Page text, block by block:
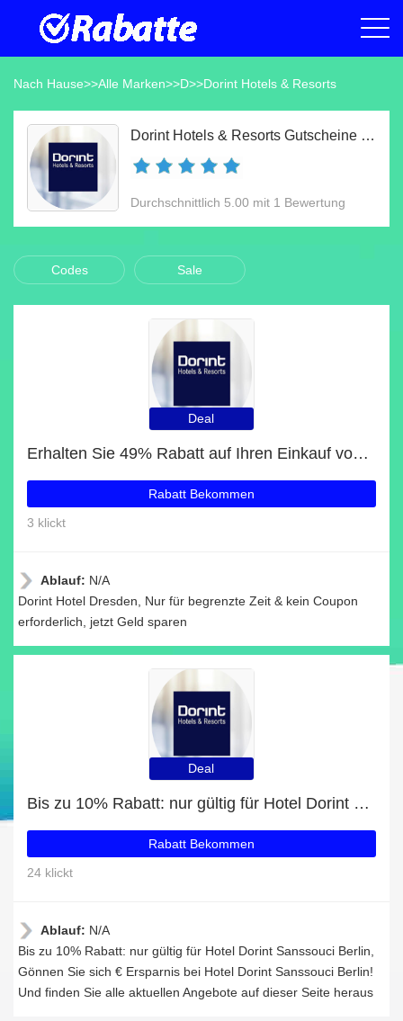
Nach Hause>>Alle Marken>>D>>Dorint Hotels & Resorts
Dorint Hotels & Resorts Gutscheine & Gutscheincodes Aug 2026
Durchschnittlich 5.00 mit 1 Bewertung
Codes Sale
Deal
Erhalten Sie 49% Rabatt auf Ihren Einkauf von Dorint Hotel Dresden
Rabatt Bekommen
3 klickt
Ablauf: N/A
Dorint Hotel Dresden, Nur für begrenzte Zeit & kein Coupon
erforderlich, jetzt Geld sparen
Deal
Bis zu 10% Rabatt: nur gültig für Hotel Dorint Sanssouci Berlin
Rabatt Bekommen
24 klickt
Ablauf: N/A
Bis zu 10% Rabatt: nur gültig für Hotel Dorint Sanssouci Berlin,
Gönnen Sie sich € Ersparnis bei Hotel Dorint Sanssouci Berlin!
Und finden Sie alle aktuellen Angebote auf dieser Seite heraus